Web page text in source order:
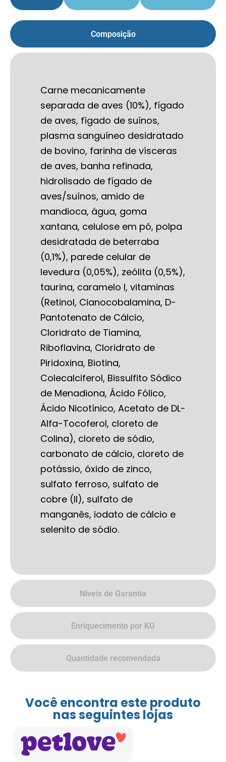
Composição
Níveis de Garantia
Enriquecimento por KG
Quantidade recomendada
Carne mecanicamente
separada de aves (10%), fígado
de aves, fígado de suínos,
plasma sanguíneo desidratado
de bovino, farinha de vísceras
de aves, banha refinada,
hidrolisado de fígado de
aves/suínos, amido de
mandioca, água, goma
xantana, celulose em pó, polpa
desidratada de beterraba
(0,1%), parede celular de
levedura (0,05%), zeólita (0,5%),
taurina, caramelo I, vitaminas
(Retinol, Cianocobalamina, D-
Pantotenato de Cálcio,
Cloridrato de Tiamina,
Riboflavina, Cloridrato de
Piridoxina, Biotina,
Colecalciferol, Bissulfito Sódico
de Menadiona, Ácido Fólico,
Ácido Nicotínico, Acetato de DL-
Alfa-Tocoferol, cloreto de
Colina), cloreto de sódio,
carbonato de cálcio, cloreto de
potássio, óxido de zinco,
sulfato ferroso, sulfato de
cobre (II), sulfato de
manganês, iodato de cálcio e
selenito de sódio.
Você encontra este produto
nas seguintes lojas